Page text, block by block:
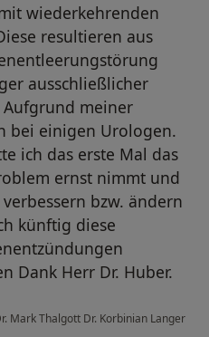
wiederkehrenden
resultieren aus
ausschließlicher
meiner
bei einigen Urologen.
ich das erste Mal das
ernst nimmt und
bzw. ändern
künftig diese
Dank Herr Dr. Huber.
Mark Thalgott Dr. Korbinian Langer